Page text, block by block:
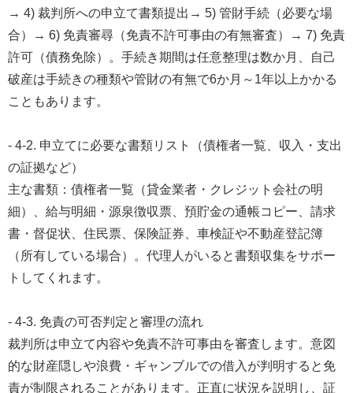
→ 4) 裁判所への申立て書類提出→ 5) 管財手続（必要な場
合）→ 6) 免責審尋（免責不許可事由の有無審査）→ 7) 免責
許可（債務免除）。手続き期間は任意整理は数か月、自己
破産は手続きの種類や管財の有無で6か月～1年以上かかる
こともあります。
- 4-2. 申立てに必要な書類リスト（債権者一覧、収入・支出
の証拠など）
主な書類：債権者一覧（貸金業者・クレジット会社の明
細）、給与明細・源泉徴収票、預貯金の通帳コピー、請求
書・督促状、住民票、保険証券、車検証や不動産登記簿
（所有している場合）。代理人がいると書類収集をサポー
トしてくれます。
- 4-3. 免責の可否判定と審理の流れ
裁判所は申立て内容や免責不許可事由を審査します。意図
的な財産隠しや浪費・ギャンブルでの借入が判明すると免
責が制限されることがあります。正直に状況を説明し、証